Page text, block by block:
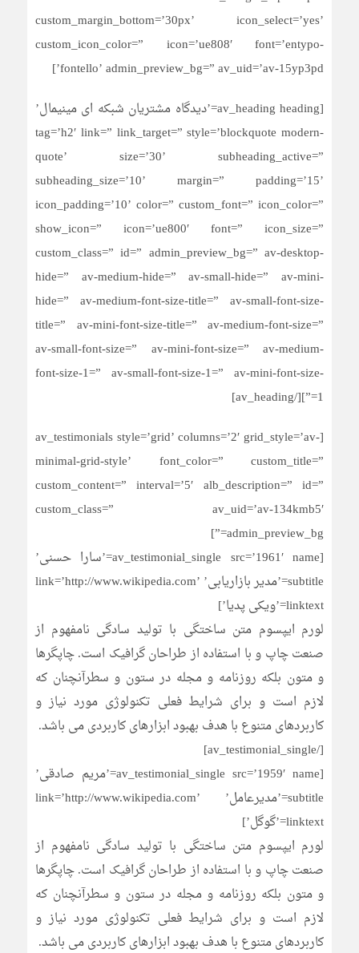
custom_margin_bottom=’30px’ icon_select=’yes’
custom_icon_color=” icon=’ue808′ font=’entypo-
fontello’ admin_preview_bg=” av_uid=’av-15yp3pd’]
[av_heading heading=’دیدگاه مشتریان شبکه ای مینیمال’
tag=’h2′ link=” link_target=” style=’blockquote modern-
quote’ size=’30’ subheading_active=”
subheading_size=’10’ margin=” padding=’15’
icon_padding=’10’ color=” custom_font=” icon_color=”
show_icon=” icon=’ue800′ font=” icon_size=”
custom_class=” id=” admin_preview_bg=” av-desktop-
hide=” av-medium-hide=” av-small-hide=” av-mini-
hide=” av-medium-font-size-title=” av-small-font-size-
title=” av-mini-font-size-title=” av-medium-font-size=”
av-small-font-size=” av-mini-font-size=” av-medium-
font-size-1=” av-small-font-size-1=” av-mini-font-size-
1=”][/av_heading]
[av_testimonials style=’grid’ columns=’2′ grid_style=’av-
minimal-grid-style’ font_color=” custom_title=”
custom_content=” interval=’5′ alb_description=” id=”
custom_class=” av_uid=’av-134kmb5′
admin_preview_bg=”]
[av_testimonial_single src=’1961′ name=’سارا حسنی’
subtitle=’مدیر بازاریابی’ link=’http://www.wikipedia.com’
linktext=’ویکی پدیا’]
لورم ایپسوم متن ساختگی با تولید سادگی نامفهوم از
صنعت چاپ و با استفاده از طراحان گرافیک است. چاپگرها
و متون بلکه روزنامه و مجله در ستون و سطرآنچنان که
لازم است و برای شرایط فعلی تکنولوژی مورد نیاز و
کاربردهای متنوع با هدف بهبود ابزارهای کاربردی می باشد.
[/av_testimonial_single]
[av_testimonial_single src=’1959′ name=’مریم صادقی’
subtitle=’مدیرعامل’ link=’http://www.wikipedia.com’
linktext=’گوگل’]
لورم ایپسوم متن ساختگی با تولید سادگی نامفهوم از
صنعت چاپ و با استفاده از طراحان گرافیک است. چاپگرها
و متون بلکه روزنامه و مجله در ستون و سطرآنچنان که
لازم است و برای شرایط فعلی تکنولوژی مورد نیاز و
کاربردهای متنوع با هدف بهبود ابزارهای کاربردی می باشد.